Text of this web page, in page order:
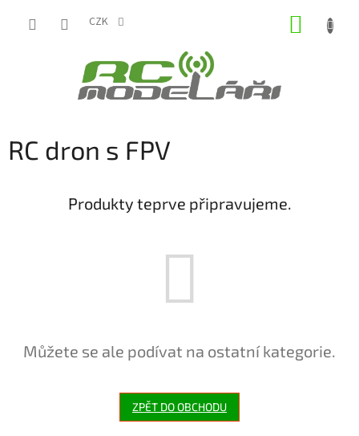
CZK
RC dron s FPV
Produkty teprve připravujeme.
Můžete se ale podívat na ostatní kategorie.
ZPĚT DO OBCHODU